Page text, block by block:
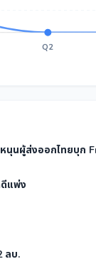
Q2
นุนผู้ส่งออกไทยบุก
แพ่ง
ลบ.